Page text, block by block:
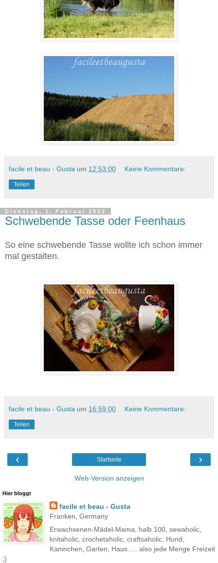
facile et beau - Gusta um 12:53:00 Keine Kommentare:
Teilen
Dienstag, 1. Februar 2022
Schwebende Tasse oder Feenhaus
So eine schwebende Tasse wollte ich schon immer
mal gestalten.
facile et beau - Gusta um 16:59:00 Keine Kommentare:
Teilen
‹ ›
Startseite
Web-Version anzeigen
Hier bloggt
facile et beau - Gusta
Franken, Germany
Erwachsenen-Mädel-Mama, halb 100, sewaholic,
knitaholic, crochetaholic, craftsaholic, Hund,
Kaninchen, Garten, Haus..... also jede Menge Freizeit
;)